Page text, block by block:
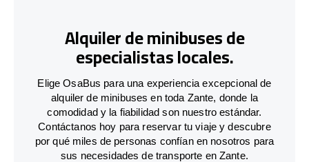
Alquiler de minibuses de
especialistas locales.
Elige OsaBus para una experiencia excepcional de
alquiler de minibuses en toda Zante, donde la
comodidad y la fiabilidad son nuestro estándar.
Contáctanos hoy para reservar tu viaje y descubre
por qué miles de personas confían en nosotros para
sus necesidades de transporte en Zante.